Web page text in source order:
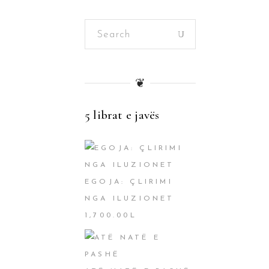
Search
❦
5 librat e javës
EGOJA: ÇLIRIMI
NGA ILUZIONET
1,700.00 L